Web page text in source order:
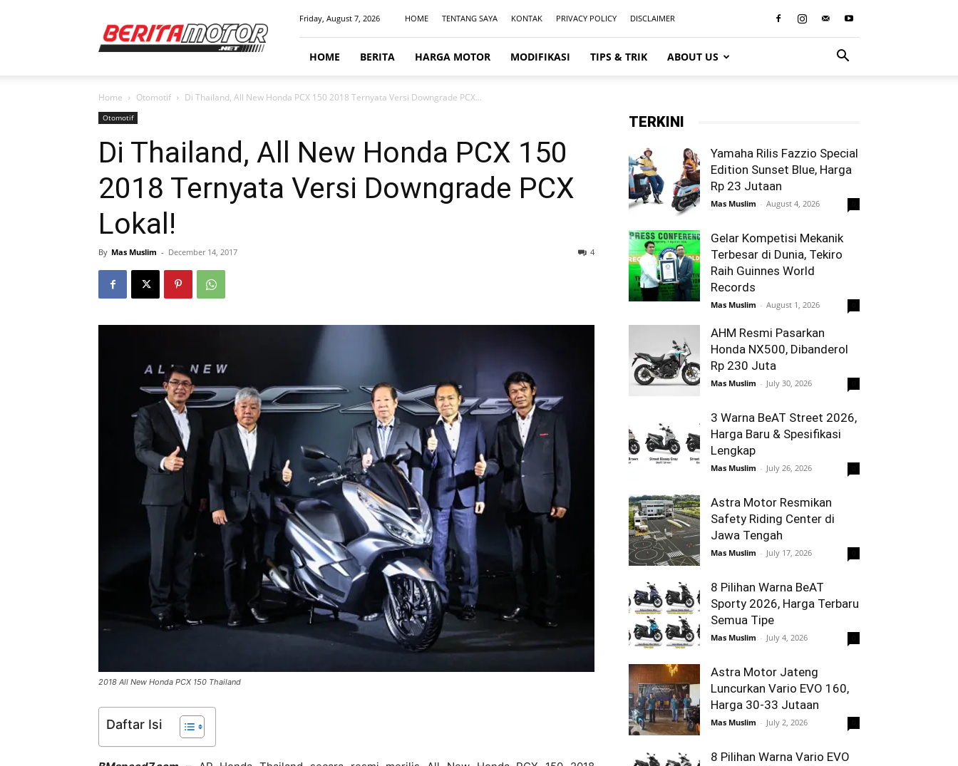
Friday, August 7, 2026 HOME TENTANG SAYA KONTAK PRIVACY POLICY DISCLAIMER
HOME BERITA HARGA MOTOR MODIFIKASI TIPS & TRIK ABOUT US
Home Otomotif Di Thailand, All New Honda PCX 150 2018 Ternyata Versi Downgrade PCX...
Otomotif
Di Thailand, All New Honda PCX 150
2018 Ternyata Versi Downgrade PCX
Lokal!
By Mas Muslim - December 14, 2017 4
2018 All New Honda PCX 150 Thailand
Daftar Isi
TERKINI
Yamaha Rilis Fazzio Special
Edition Sunset Blue, Harga
Rp 23 Jutaan
Mas Muslim - August 4, 2026
Gelar Kompetisi Mekanik
Terbesar di Dunia, Tekiro
Raih Guinnes World
Records
Mas Muslim - August 1, 2026
AHM Resmi Pasarkan
Honda NX500, Dibanderol
Rp 230 Juta
Mas Muslim - July 30, 2026
3 Warna BeAT Street 2026,
Harga Baru & Spesifikasi
Lengkap
Mas Muslim - July 26, 2026
Astra Motor Resmikan
Safety Riding Center di
Jawa Tengah
Mas Muslim - July 17, 2026
8 Pilihan Warna BeAT
Sporty 2026, Harga Terbaru
Semua Tipe
Mas Muslim - July 4, 2026
Astra Motor Jateng
Luncurkan Vario EVO 160,
Harga 30-33 Jutaan
Mas Muslim - July 2, 2026
8 Pilihan Warna Vario EVO